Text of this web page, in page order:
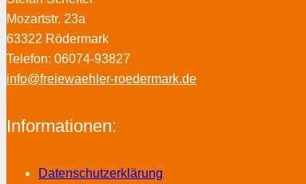
Mozartstr. 23a
63322 Rödermark
Telefon: 06074-93827
info@freiewaehler-roedermark.de
Informationen:
Datenschutzerklärung